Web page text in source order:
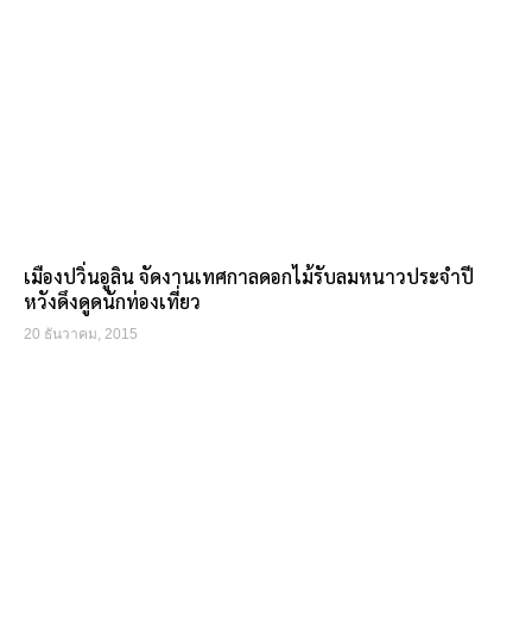
เมืองปวิ่นอูลิน จัดงานเทศกาลดอกไม้รับลมหนาวประจำปี
หวังดึงดูดนักท่องเที่ยว
20 ธันวาคม, 2015